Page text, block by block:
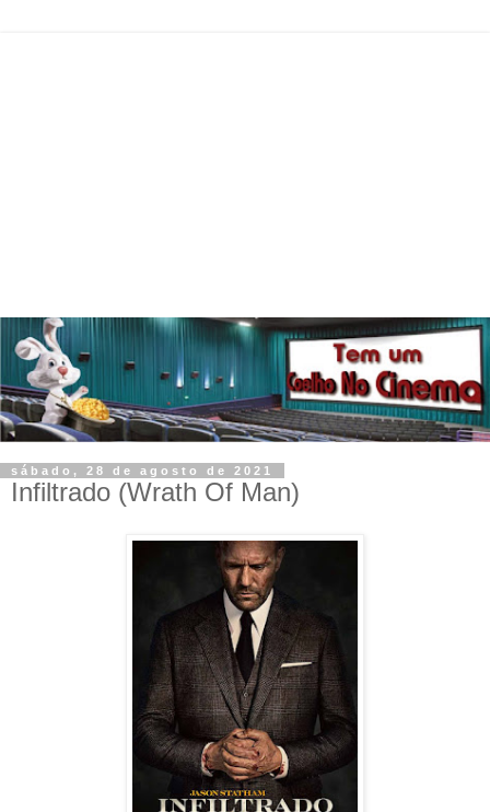
sábado, 28 de agosto de 2021
Infiltrado (Wrath Of Man)